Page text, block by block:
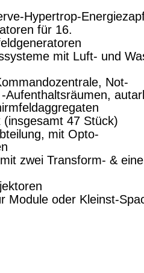
Hypertrop-
für 16.
mit Luft- und
Not-
Aufenthaltsräumen,
47 Stück)
mit Opto-
zwei Transform- &
Module oder Kleinst-